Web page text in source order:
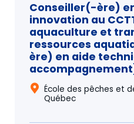
Conseiller(-ère)
innovation au
aquaculture et
ressources
ère) en aide
École des pêches et
Québec